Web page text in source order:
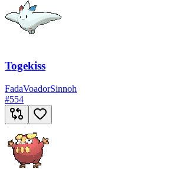
Togekiss
FadaVoadorSinnoh
#554